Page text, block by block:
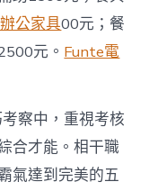
公家具00元；餐
元。 Funte電
察中，重視考核
合才能。相干職
氣達到完美的五